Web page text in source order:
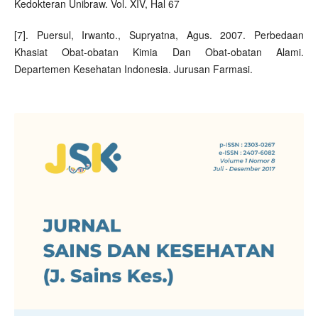
Kedokteran Unibraw. Vol. XIV, Hal 67
[7]. Puersul, Irwanto., Supryatna, Agus. 2007. Perbedaan
Khasiat Obat-obatan Kimia Dan Obat-obatan Alami.
Departemen Kesehatan Indonesia. Jurusan Farmasi.